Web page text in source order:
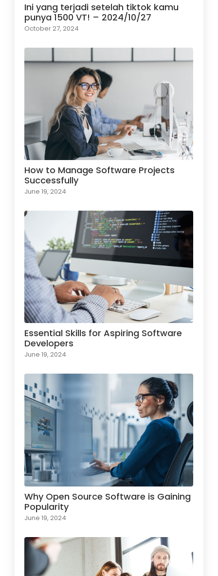
Ini yang terjadi setelah tiktok kamu
punya 1500 VT! – 2024/10/27
October 27, 2024
How to Manage Software Projects
Successfully
June 19, 2024
Essential Skills for Aspiring Software
Developers
June 19, 2024
Why Open Source Software is Gaining
Popularity
June 19, 2024